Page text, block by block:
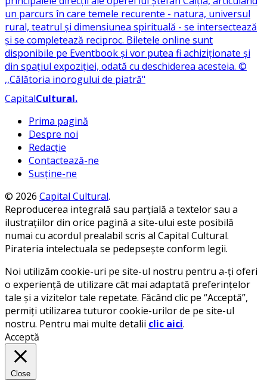
CapitalCultural.
Prima pagină
Despre noi
Redacție
Contactează-ne
Susține-ne
© 2026 Capital Cultural.
Reproducerea integrală sau parțială a textelor sau a
ilustrațiilor din orice pagină a site-ului este posibilă
numai cu acordul prealabil scris al Capital Cultural.
Pirateria intelectuala se pedepsește conform legii.
Noi utilizăm cookie-uri pe site-ul nostru pentru a-ți oferi
o experiență de utilizare cât mai adaptată preferințelor
tale și a vizitelor tale repetate. Făcând clic pe “Acceptă”,
permiți utilizarea tuturor cookie-urilor de pe site-ul
nostru. Pentru mai multe detalii clic aici.
Acceptă
Close